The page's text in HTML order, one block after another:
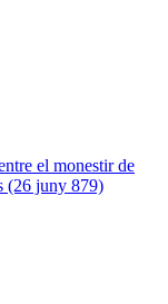
el monestir de
(26 juny 879)